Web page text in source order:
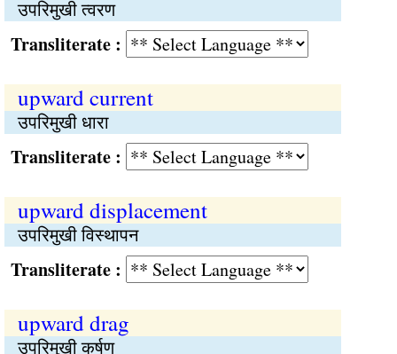
उपरिमुखी त्वरण
:
upward current
उपरिमुखी धारा
:
upward displacement
उपरिमुखी विस्थापन
:
upward drag
उपरिमुखी कर्षण